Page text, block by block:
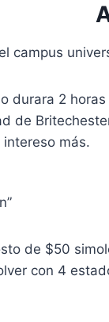
campus
durara 2
de
intereso más.
de $50
con 4